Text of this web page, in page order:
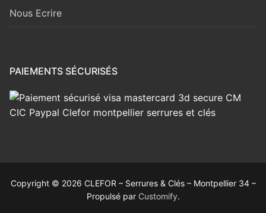
Nous Ecrire
PAIEMENTS SÉCURISÉS
Copyright © 2026 CLEFOR – Serrures & Clés – Montpellier 34 –
Propulsé par Customify.